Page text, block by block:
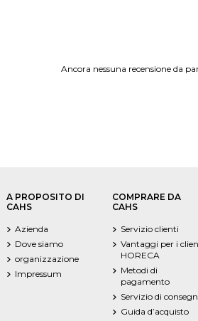
Ancora nessuna recensione da
A PROPOSITO DI
CAHS
Azienda
Dove siamo
organizzazione
Impressum
COMPRARE DA
CAHS
Servizio clienti
Vantaggi per i
HORECA
Metodi di
pagamento
Servizio di
Guida d’acquisto